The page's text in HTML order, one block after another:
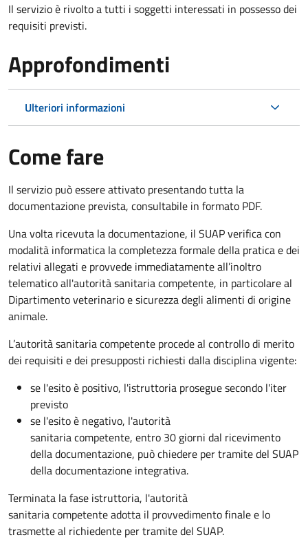
Il servizio è rivolto a tutti i soggetti interessati in possesso dei
requisiti previsti.
Approfondimenti
Ulteriori informazioni
Come fare
Il servizio può essere attivato presentando tutta la
documentazione prevista, consultabile in formato PDF.
Una volta ricevuta la documentazione, il SUAP verifica con
modalità informatica la completezza formale della pratica e dei
relativi allegati e provvede immediatamente all’inoltro
telematico all'autorità sanitaria competente, in particolare al
Dipartimento veterinario e sicurezza degli alimenti di origine
animale.
L’autorità sanitaria competente procede al controllo di merito
dei requisiti e dei presupposti richiesti dalla disciplina vigente:
se l'esito è positivo, l'istruttoria prosegue secondo l'iter
previsto
se l'esito è negativo, l'autorità
sanitaria competente, entro 30 giorni dal ricevimento
della documentazione, può chiedere per tramite del SUAP
della documentazione integrativa.
Terminata la fase istruttoria, l'autorità
sanitaria competente adotta il provvedimento finale e lo
trasmette al richiedente per tramite del SUAP.